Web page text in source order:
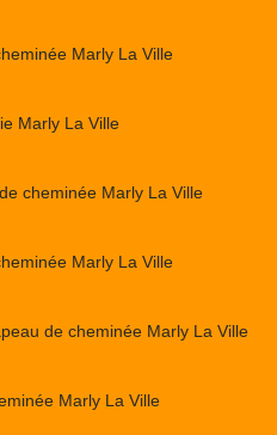
Marly La Ville
Marly La Ville
cheminée Marly La Ville
Marly La Ville
de cheminée Marly La Ville
Marly La Ville